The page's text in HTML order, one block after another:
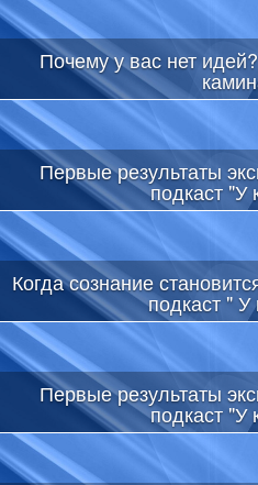
Почему у вас нет
Первые результаты
подкаст "У
Когда сознание
подкаст " У
Первые результаты
подкаст "У